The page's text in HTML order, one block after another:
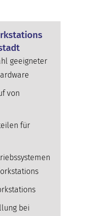
geeigneter
von
für
bei